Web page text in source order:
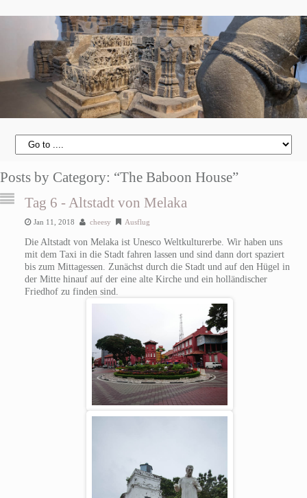
Posts by Category: “The Baboon House”
Tag 6 - Altstadt von Melaka
Jan 11, 2018 cheesy Ausflug
Die Altstadt von Melaka ist Unesco Weltkulturerbe. Wir haben uns
mit dem Taxi in die Stadt fahren lassen und sind dann dort spaziert
bis zum Mittagessen. Zunächst durch die Stadt und auf den Hügel in
der Mitte hinauf auf der eine alte Kirche und ein holländischer
Friedhof zu finden sind.